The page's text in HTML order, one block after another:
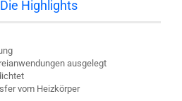
Highlights
ausgelegt
vom Heizkörper